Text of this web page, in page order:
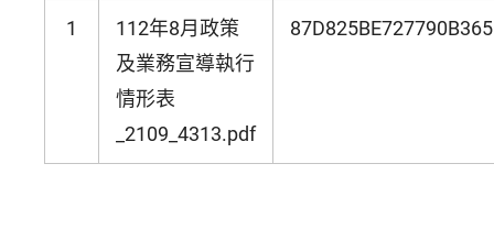
1
112年8月政策
及業務宣導執行
情形表
_2109_4313.pdf